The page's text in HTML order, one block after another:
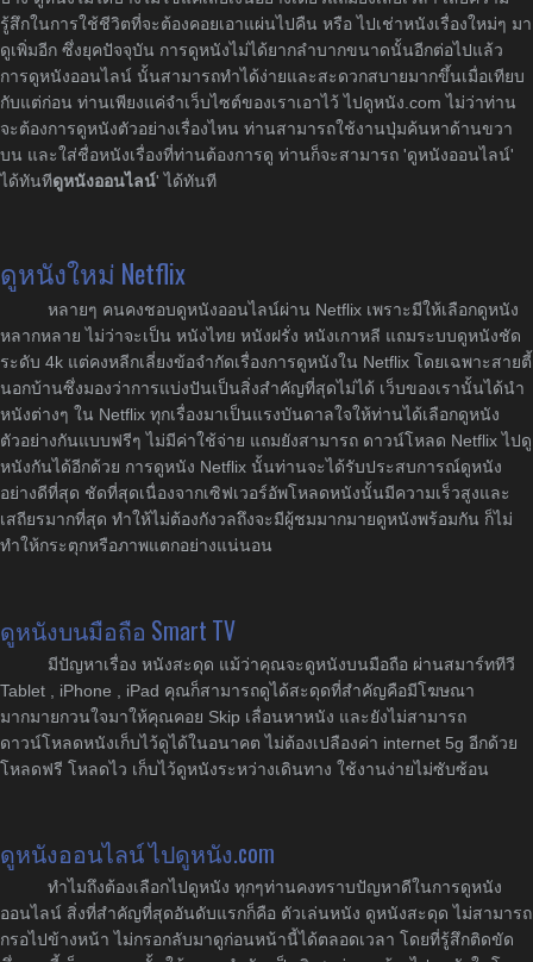
รู้สึกในการใช้ชีวิตที่จะต้องคอยเอาแผ่นไปคืน หรือ ไปเช่าหนังเรื่องใหม่ๆ มา
ดูเพิ่มอีก ซึ่งยุคปัจจุบัน การดูหนังไม่ได้ยากลำบากขนาดนั้นอีกต่อไปแล้ว
การดูหนังออนไลน์ นั้นสามารถทำได้ง่ายและสะดวกสบายมากขึ้นเมื่อเทียบ
กับแต่ก่อน ท่านเพียงแค่จำเว็บไซต์ของเราเอาไว้ ไปดูหนัง.com ไม่ว่าท่าน
จะต้องการดูหนังตัวอย่างเรื่องไหน ท่านสามารถใช้งานปุ่มค้นหาด้านขวา
บน และใส่ชื่อหนังเรื่องที่ท่านต้องการดู ท่านก็จะสามารถ 'ดูหนังออนไลน์'
ได้ทันทีดูหนังออนไลน์' ได้ทันที
ดูหนังใหม่ Netflix
หลายๆ คนคงชอบดูหนังออนไลน์ผ่าน Netflix เพราะมีให้เลือกดูหนัง
หลากหลาย ไม่ว่าจะเป็น หนังไทย หนังฝรั่ง หนังเกาหลี แถมระบบดูหนังชัด
ระดับ 4k แต่คงหลีกเลี่ยงข้อจำกัดเรื่องการดูหนังใน Netflix โดยเฉพาะสายตี้
นอกบ้านซึ่งมองว่าการแบ่งปันเป็นสิ่งสำคัญที่สุดไม่ได้ เว็บของเรานั้นได้นำ
หนังต่างๆ ใน Netflix ทุกเรื่องมาเป็นแรงบันดาลใจให้ท่านได้เลือกดูหนัง
ตัวอย่างกันแบบฟรีๆ ไม่มีค่าใช้จ่าย แถมยังสามารถ ดาวน์โหลด Netflix ไปดู
หนังกันได้อีกด้วย การดูหนัง Netflix นั้นท่านจะได้รับประสบการณ์ดูหนัง
อย่างดีที่สุด ชัดที่สุดเนื่องจากเซิฟเวอร์อัพโหลดหนังนั้นมีความเร็วสูงและ
เสถียรมากที่สุด ทำให้ไม่ต้องกังวลถึงจะมีผู้ชมมากมายดูหนังพร้อมกัน ก็ไม่
ทำให้กระตุกหรือภาพแตกอย่างแน่นอน
ดูหนังบนมือถือ Smart TV
มีปัญหาเรื่อง หนังสะดุด แม้ว่าคุณจะดูหนังบนมือถือ ผ่านสมาร์ททีวี
Tablet , iPhone , iPad คุณก็สามารถดูได้สะดุดที่สำคัญคือมีโฆษณา
มากมายกวนใจมาให้คุณคอย Skip เลื่อนหาหนัง และยังไม่สามารถ
ดาวน์โหลดหนังเก็บไว้ดูได้ในอนาคต ไม่ต้องเปลืองค่า internet 5g อีกด้วย
โหลดฟรี โหลดไว เก็บไว้ดูหนังระหว่างเดินทาง ใช้งานง่ายไม่ซับซ้อน
ดูหนังออนไลน์ ไปดูหนัง.com
ทำไมถึงต้องเลือกไปดูหนัง ทุกๆท่านคงทราบปัญหาดีในการดูหนัง
ออนไลน์ สิ่งที่สำคัญที่สุดอันดับแรกก็คือ ตัวเล่นหนัง ดูหนังสะดุด ไม่สามารถ
กรอไปข้างหน้า ไม่กรอกลับมาดูก่อนหน้านี้ได้ตลอดเวลา โดยที่รู้สึกติดขัด